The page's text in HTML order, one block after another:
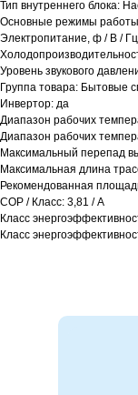
Тип внутреннего блока:
Основные режимы
Электропитание, ф / В /
Уровень звукового
Группа товара: Бытовые
Инвертор: да
Диапазон рабочих
Диапазон рабочих
Максимальный перепад
Максимальная длина
Рекомендованная
COP / Класс: 3,81 / A
Класс
Класс